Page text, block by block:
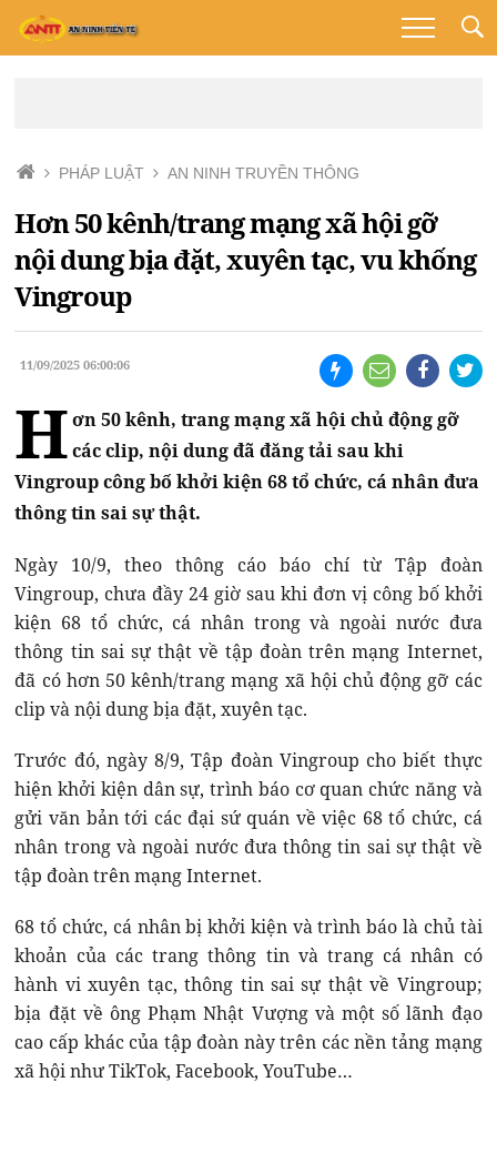
PHÁP LUẬT AN NINH TRUYỀN THÔNG
Hơn 50 kênh/trang mạng xã hội gỡ
nội dung bịa đặt, xuyên tạc, vu khống
Vingroup
11/09/2025 06:00:06
H ơn 50 kênh, trang mạng xã hội chủ động gỡ
các clip, nội dung đã đăng tải sau khi
Vingroup công bố khởi kiện 68 tổ chức, cá nhân đưa
thông tin sai sự thật.
Ngày 10/9, theo thông cáo báo chí từ Tập đoàn
Vingroup, chưa đầy 24 giờ sau khi đơn vị công bố khởi
kiện 68 tổ chức, cá nhân trong và ngoài nước đưa
thông tin sai sự thật về tập đoàn trên mạng Internet,
đã có hơn 50 kênh/trang mạng xã hội chủ động gỡ các
clip và nội dung bịa đặt, xuyên tạc.
Trước đó, ngày 8/9, Tập đoàn Vingroup cho biết thực
hiện khởi kiện dân sự, trình báo cơ quan chức năng và
gửi văn bản tới các đại sứ quán về việc 68 tổ chức, cá
nhân trong và ngoài nước đưa thông tin sai sự thật về
tập đoàn trên mạng Internet.
68 tổ chức, cá nhân bị khởi kiện và trình báo là chủ tài
khoản của các trang thông tin và trang cá nhân có
hành vi xuyên tạc, thông tin sai sự thật về Vingroup;
bịa đặt về ông Phạm Nhật Vượng và một số lãnh đạo
cao cấp khác của tập đoàn này trên các nền tảng mạng
xã hội như TikTok, Facebook, YouTube…